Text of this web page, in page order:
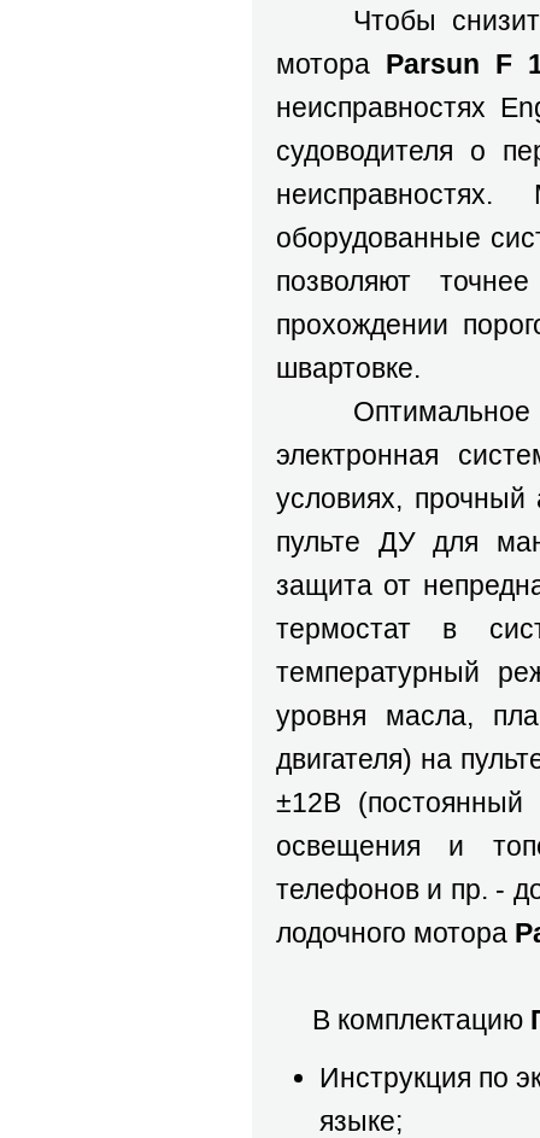
Чтобы снизить
мотора Parsun F
неисправностях
судоводителя о
оборудованные
позволяют
прохождении
швартовке.
Оптимальное
электронная
условиях,
пульте ДУ для
защита от
термостат в
температурный
уровня масла,
двигателя) на
±12В (постоянный
освещения и
телефонов и пр. -
лодочного мотора
В комплектацию
Инструкция по
языке;